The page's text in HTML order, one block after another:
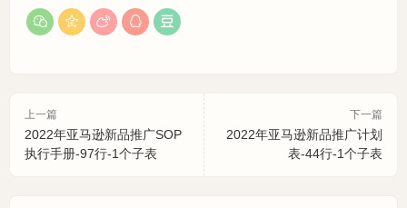
上一篇
2022年亚马逊新品推广SOP
执行手册-97行-1个子表
下一篇
2022年亚马逊新品推广计划
表-44行-1个子表